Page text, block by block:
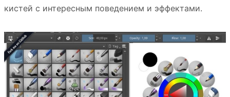
кистей с интересным поведением и эффектами.